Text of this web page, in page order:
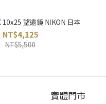
Sportstar EX 10x25 望遠鏡 NIKON 日本
NT$4,125
NT$5,500
實體門市